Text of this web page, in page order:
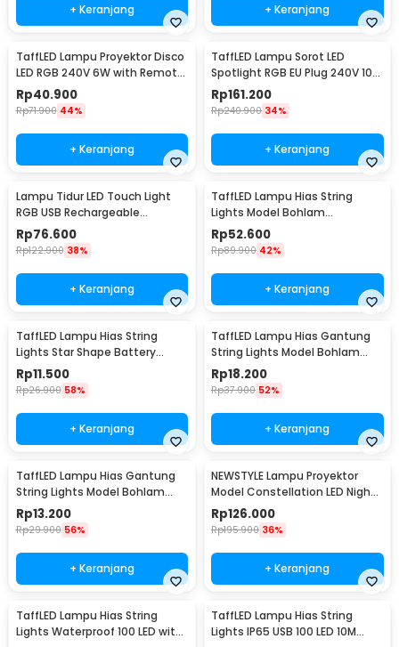
+ Keranjang + Keranjang
TaffLED Lampu Proyektor Disco
LED RGB 240V 6W with Remote
Control - CY-LV-RG
Rp40.900
Rp71.900 44%
+ Keranjang
TaffLED Lampu Sorot LED
Spotlight RGB EU Plug 240V 10W
- L18RG
Rp161.200
Rp240.900 34%
+ Keranjang
Lampu Tidur LED Touch Light
RGB USB Rechargeable
1500mAh 5V 3W - F8-1
Rp76.600
Rp122.900 38%
+ Keranjang
TaffLED Lampu Hias String
Lights Model Bohlam
Waterproof 20 LED 5M - PD039
Rp52.600
Rp89.900 42%
+ Keranjang
TaffLED Lampu Hias String
Lights Star Shape Battery
Power 20 LED 3M - 2G11
Rp11.500
Rp26.900 58%
+ Keranjang
TaffLED Lampu Hias Gantung
String Lights Model Bohlam
Mini Waterproof 6M - ZYD0931
Rp18.200
Rp37.900 52%
+ Keranjang
TaffLED Lampu Hias Gantung
String Lights Model Bohlam
Mini Waterproof 3M - ZYD0931
Rp13.200
Rp29.900 56%
+ Keranjang
NEWSTYLE Lampu Proyektor
Model Constellation LED Night
Light 3W 5V - NL-USB
Rp126.000
Rp195.900 36%
+ Keranjang
TaffLED Lampu Hias String
Lights Waterproof 100 LED with
TaffLED Lampu Hias String
Lights IP65 USB 100 LED 10M